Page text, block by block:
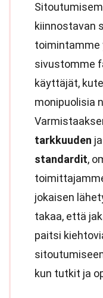
kiinnostavan
toimintamme
sivustomme
käyttäjät,
monipuolisia
tarkkuuden
standardit,
jokaisen
takaa, että
paitsi
kun tutkit ja